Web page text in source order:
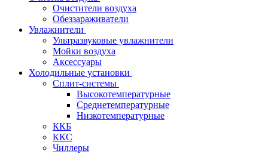
Очистители воздуха
Обеззараживатели
Увлажнители
Ультразвуковые увлажнители
Мойки воздуха
Аксессуары
Холодильные установки
Сплит-системы
Высокотемпературные
Среднетемпературные
Низкотемпературные
ККБ
ККС
Чиллеры